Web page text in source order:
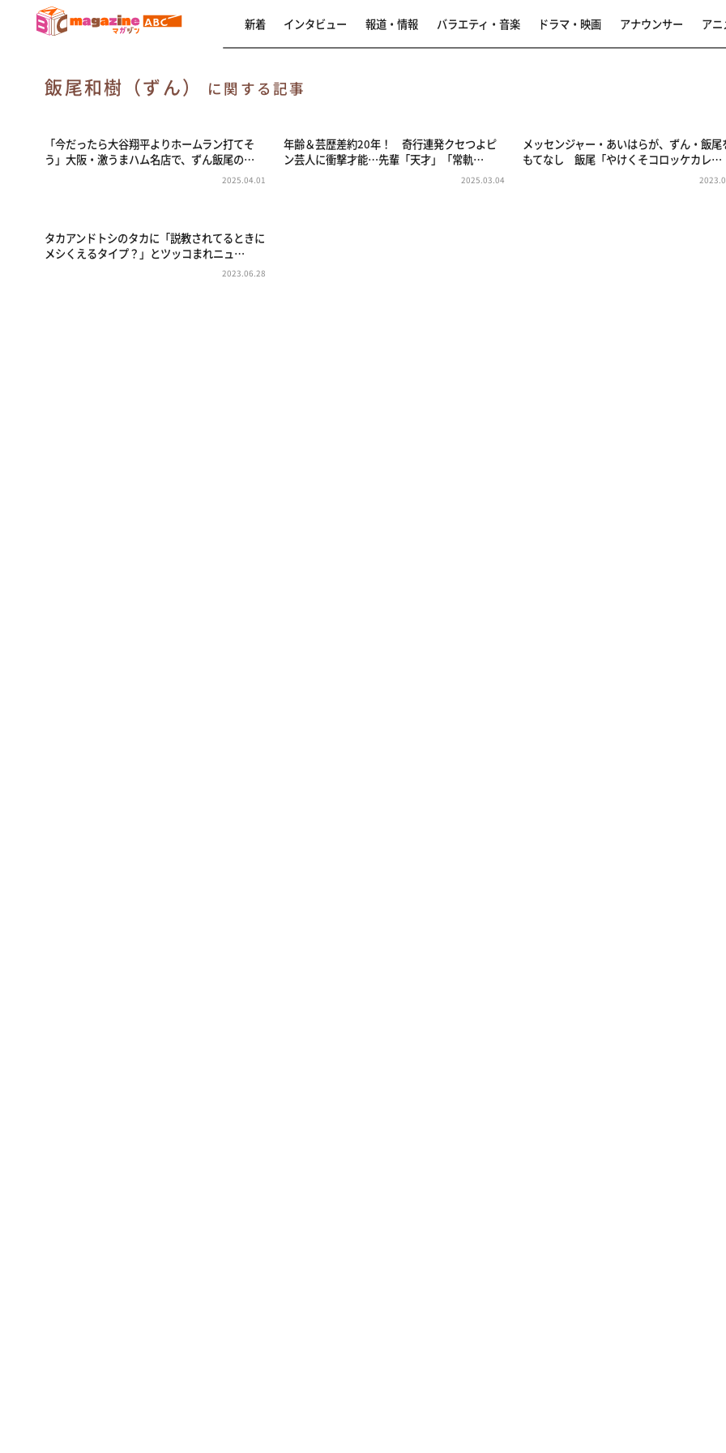
新着 インタビュー 報道・情報 バラエティ・音楽 ドラマ・映画 アナウンサー アニ
飯尾和樹（ずん） に関する記事
「今だったら大谷翔平よりホームラン打てそ
う」大阪・激うまハム名店で、ずん飯尾の…
2025.04.01
年齢＆芸歴差約20年！ 奇行連発クセつよピ
ン芸人に衝撃才能…先輩「天才」「常軌…
2025.03.04
メッセンジャー・あいはらが、ずん・飯尾
もてなし 飯尾「やけくそコロッケカレ…
タカアンドトシのタカに「説教されてるときに
メシくえるタイプ？」とツッコまれニュ…
2023.06.28